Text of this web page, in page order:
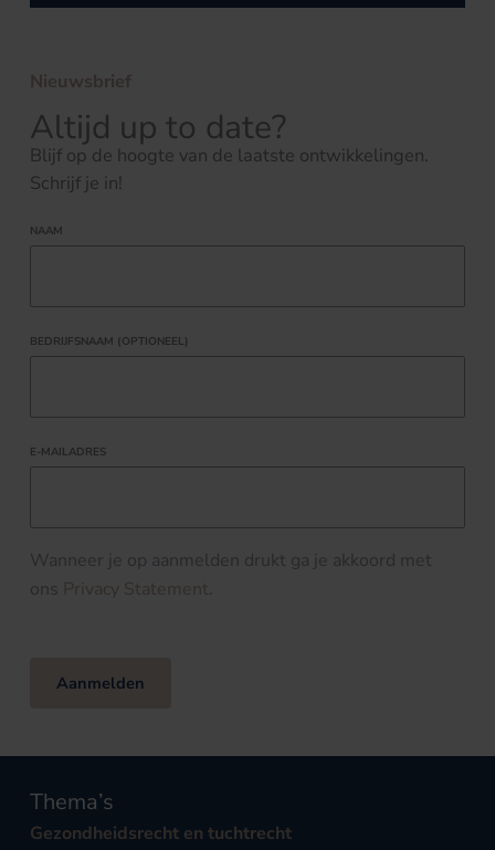
Nieuwsbrief
Altijd up to date?
Blijf op de hoogte van de laatste ontwikkelingen.
Schrijf je in!
NAAM
BEDRIJFSNAAM (OPTIONEEL)
E-MAILADRES
Wanneer je op aanmelden drukt ga je akkoord met
ons Privacy Statement.
Aanmelden
Thema’s
Gezondheidsrecht en tuchtrecht